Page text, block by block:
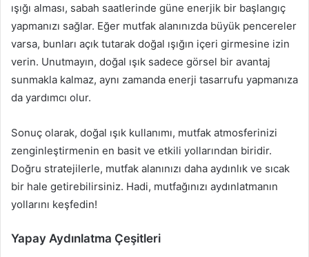
ışığı alması, sabah saatlerinde güne enerjik bir başlangıç
yapmanızı sağlar. Eğer mutfak alanınızda büyük pencereler
varsa, bunları açık tutarak doğal ışığın içeri girmesine izin
verin. Unutmayın, doğal ışık sadece görsel bir avantaj
sunmakla kalmaz, aynı zamanda enerji tasarrufu yapmanıza
da yardımcı olur.
Sonuç olarak, doğal ışık kullanımı, mutfak atmosferinizi
zenginleştirmenin en basit ve etkili yollarından biridir.
Doğru stratejilerle, mutfak alanınızı daha aydınlık ve sıcak
bir hale getirebilirsiniz. Hadi, mutfağınızı aydınlatmanın
yollarını keşfedin!
Yapay Aydınlatma Çeşitleri